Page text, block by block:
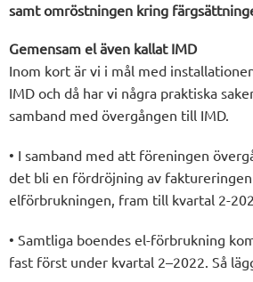
samt omröstningen kring
Gemensam el även kallat IMD
Inom kort är vi i mål med
IMD och då har vi några praktiska
samband med övergången till IMD.
• I samband med att föreningen
det bli en fördröjning av
elförbrukningen, fram till kvartal 2-
• Samtliga boendes el-förbrukning
fast först under kvartal 2–2022. Så